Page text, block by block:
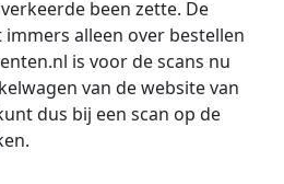
been zette. De
alleen over bestellen
is voor de scans nu
van de website van
dus bij een scan op de